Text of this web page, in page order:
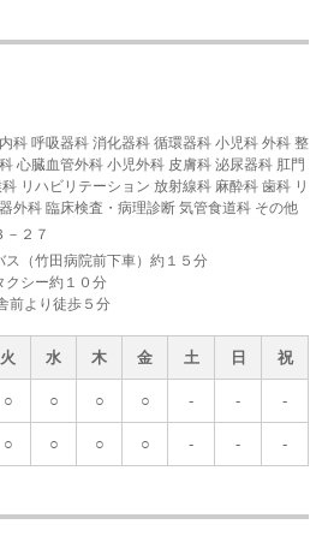
科 呼吸器科 消化器科 循環器科 小児科 外科 整
心臓血管外科 小児外科 皮膚科 泌尿器科 肛門
リハビリテーション 放射線科 麻酔科 歯科 リ
外科 臨床検査・病理診断 気管食道科 その他
２７
（竹田病院前下車）約１５分
クシー約１０分
前より徒歩５分
火 水 木 金 土 日 祝
○ ○ ○ ○ - - -
○ ○ ○ ○ - - -